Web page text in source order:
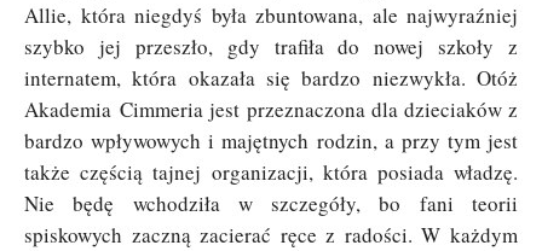
Allie, która niegdyś była zbuntowana, ale najwyraźniej
szybko jej przeszło, gdy trafiła do nowej szkoły z
internatem, która okazała się bardzo niezwykła. Otóż
AkademiaCimmeria jest przeznaczona dla dzieciaków z
bardzo wpływowych i majętnych rodzin, a przy tym jest
także częścią tajnej organizacji, która posiada władzę.
Nie będę wchodziła w szczegóły, bo fani teorii
spiskowych zaczną zacierać ręce z radości. W każdym